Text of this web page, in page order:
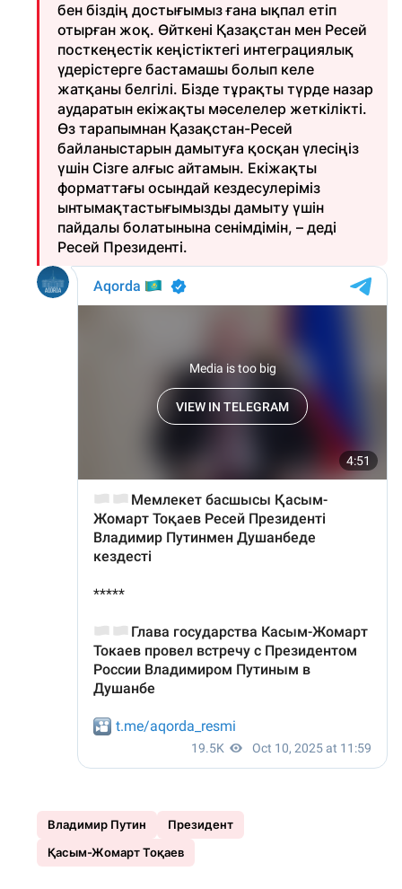
бен біздің достығымыз ғана ықпал етіп
отырған жоқ. Өйткені Қазақстан мен Ресей
посткеңестік кеңістіктегі интеграциялық
үдерістерге бастамашы болып келе
жатқаны белгілі. Бізде тұрақты түрде назар
аударатын екіжақты мәселелер жеткілікті.
Өз тарапымнан Қазақстан-Ресей
байланыстарын дамытуға қосқан үлесіңіз
үшін Сізге алғыс айтамын. Екіжақты
форматтағы осындай кездесулеріміз
ынтымақтастығымызды дамыту үшін
пайдалы болатынына сенімдімін, – деді
Ресей Президенті.
Владимир Путин
Президент
Қасым-Жомарт Тоқаев